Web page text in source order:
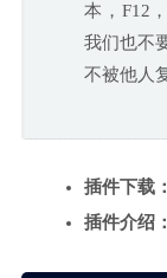
本，F12
我们也不
不被他人
插件下载：
插件介绍：